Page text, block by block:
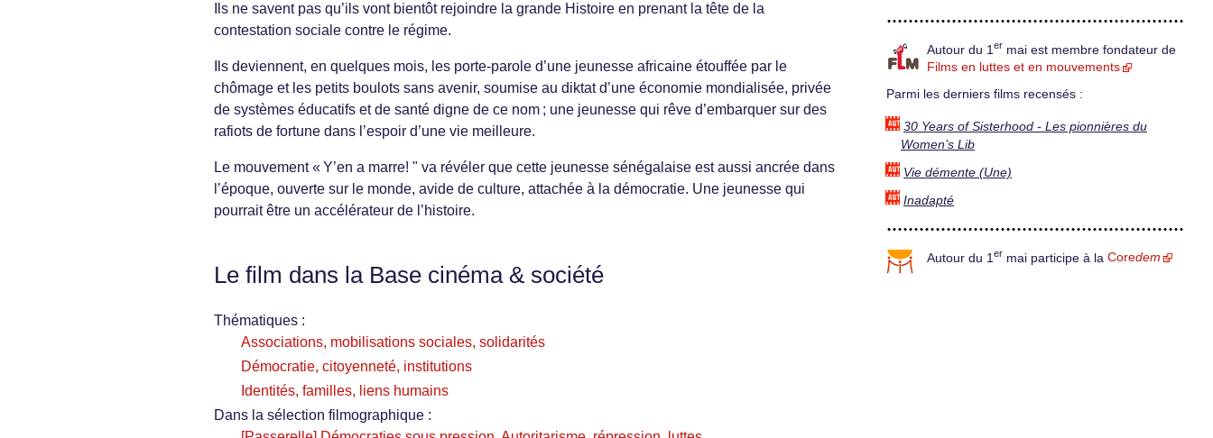
Ils ne savent pas qu’ils vont bientôt rejoindre la grande Histoire en prenant la tête de la
contestation sociale contre le régime.
Ils deviennent, en quelques mois, les porte-parole d’une jeunesse africaine étouffée par le
chômage et les petits boulots sans avenir, soumise au diktat d’une économie mondialisée, privée
de systèmes éducatifs et de santé digne de ce nom ; une jeunesse qui rêve d’embarquer sur des
rafiots de fortune dans l’espoir d’une vie meilleure.
Le mouvement « Y’en a marre! " va révéler que cette jeunesse sénégalaise est aussi ancrée dans
l’époque, ouverte sur le monde, avide de culture, attachée à la démocratie. Une jeunesse qui
pourrait être un accélérateur de l’histoire.
Le film dans la Base cinéma & société
Thématiques :
Associations, mobilisations sociales, solidarités
Démocratie, citoyenneté, institutions
Identités, familles, liens humains
Dans la sélection filmographique :
Autour du 1 er mai est membre fondateur de
Films en luttes et en mouvements
Parmi les derniers films recensés :
30 Years of Sisterhood - Les pionnières du
Women’s Lib
Vie démente (Une)
Inadapté
Autour du 1 er mai participe à la Coredem